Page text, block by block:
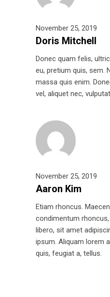
November 25, 2019
Doris Mitchell
Donec quam felis,
eu, pretium quis, sem.
massa quis enim.
vel, aliquet nec,
November 25, 2019
Aaron Kim
Etiam rhoncus.
condimentum
libero, sit amet
ipsum. Aliquam lorem
quis, feugiat a, tellus.